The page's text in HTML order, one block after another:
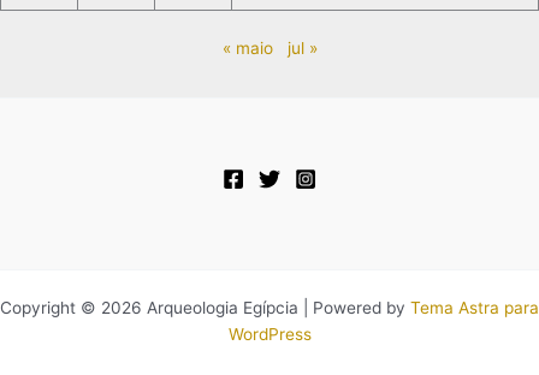
« maio jul »
Copyright © 2026 Arqueologia Egípcia | Powered by Tema Astra para
WordPress